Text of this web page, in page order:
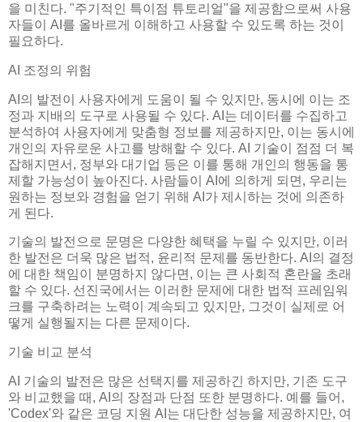
을 미친다. "주기적인 특이점 튜토리얼"을 제공함으로써 사용
자들이 AI를 올바르게 이해하고 사용할 수 있도록 하는 것이
필요하다.
AI 조정의 위험
AI의 발전이 사용자에게 도움이 될 수 있지만, 동시에 이는 조
정과 지배의 도구로 사용될 수 있다. AI는 데이터를 수집하고
분석하여 사용자에게 맞춤형 정보를 제공하지만, 이는 동시에
개인의 자유로운 사고를 방해할 수 있다. AI 기술이 점점 더 복
잡해지면서, 정부와 대기업 등은 이를 통해 개인의 행동을 통
제할 가능성이 높아진다. 사람들이 AI에 의하게 되면, 우리는
원하는 정보와 경험을 얻기 위해 AI가 제시하는 것에 의존하
게 된다.
기술의 발전으로 문명은 다양한 혜택을 누릴 수 있지만, 이러
한 발전은 더욱 많은 법적, 윤리적 문제를 동반한다. AI의 결정
에 대한 책임이 분명하지 않다면, 이는 큰 사회적 혼란을 초래
할 수 있다. 선진국에서는 이러한 문제에 대한 법적 프레임워
크를 구축하려는 노력이 계속되고 있지만, 그것이 실제로 어
떻게 실행될지는 다른 문제이다.
기술 비교 분석
AI 기술의 발전은 많은 선택지를 제공하긴 하지만, 기존 도구
와 비교했을 때, AI의 장점과 단점 또한 분명하다. 예를 들어,
'Codex'와 같은 코딩 지원 AI는 대단한 성능을 제공하지만, 여